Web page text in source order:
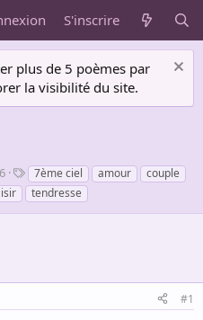
S'inscrire
plus de 5 poèmes par
la visibilité du site.
T
a
g
7ème ciel amour
couple
tendresse
#1